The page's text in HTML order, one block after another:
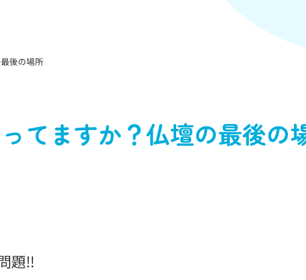
後の場所
てますか？仏壇の最後の
題‼️